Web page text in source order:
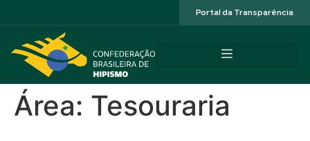
Portal da Transparência
Área: Tesouraria